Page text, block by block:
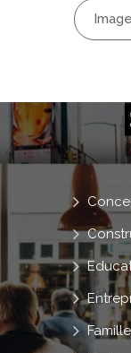
Famille